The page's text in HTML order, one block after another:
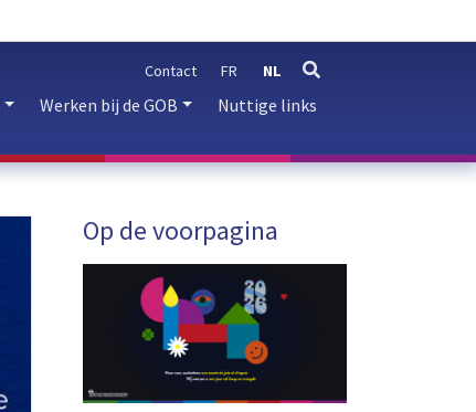
Contact FR NL
Werken bij de GOB Nuttige links
Op de voorpagina